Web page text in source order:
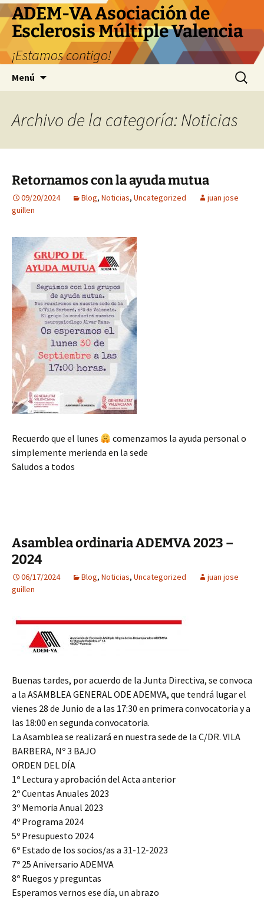
ADEM-VA Asociación de
Esclerosis Múltiple Valencia
¡Estamos contigo!
Menú Buscar:
Archivo de la categoría: Noticias
Retornamos con la ayuda mutua
09/20/2024 Blog, Noticias, Uncategorized
juan jose
guillen
Recuerdo que el lunes
comenzamos la ayuda personal o
simplemente merienda en la sede
Saludos a todos
Asamblea ordinaria ADEMVA 2023 –
2024
06/17/2024 Blog, Noticias, Uncategorized
juan jose
guillen
Buenas tardes, por acuerdo de la Junta Directiva, se convoca
a la ASAMBLEA GENERAL ODE ADEMVA, que tendrá lugar el
vienes 28 de Junio de a las 17:30 en primera convocatoria y a
las 18:00 en segunda convocatoria.
La Asamblea se realizará en nuestra sede de la C/DR. VILA
BARBERA, Nº 3 BAJO
ORDEN DEL DÍA
1º Lectura y aprobación del Acta anterior
2º Cuentas Anuales 2023
3º Memoria Anual 2023
4º Programa 2024
5º Presupuesto 2024
6º Estado de los socios/as a 31-12-2023
7º 25 Aniversario ADEMVA
8º Ruegos y preguntas
Esperamos vernos ese día, un abrazo